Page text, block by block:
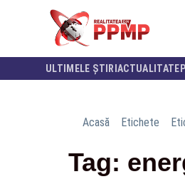
ULTIMELE ȘTIRI ACTUALITATE
Acasă Etichete
Tag: